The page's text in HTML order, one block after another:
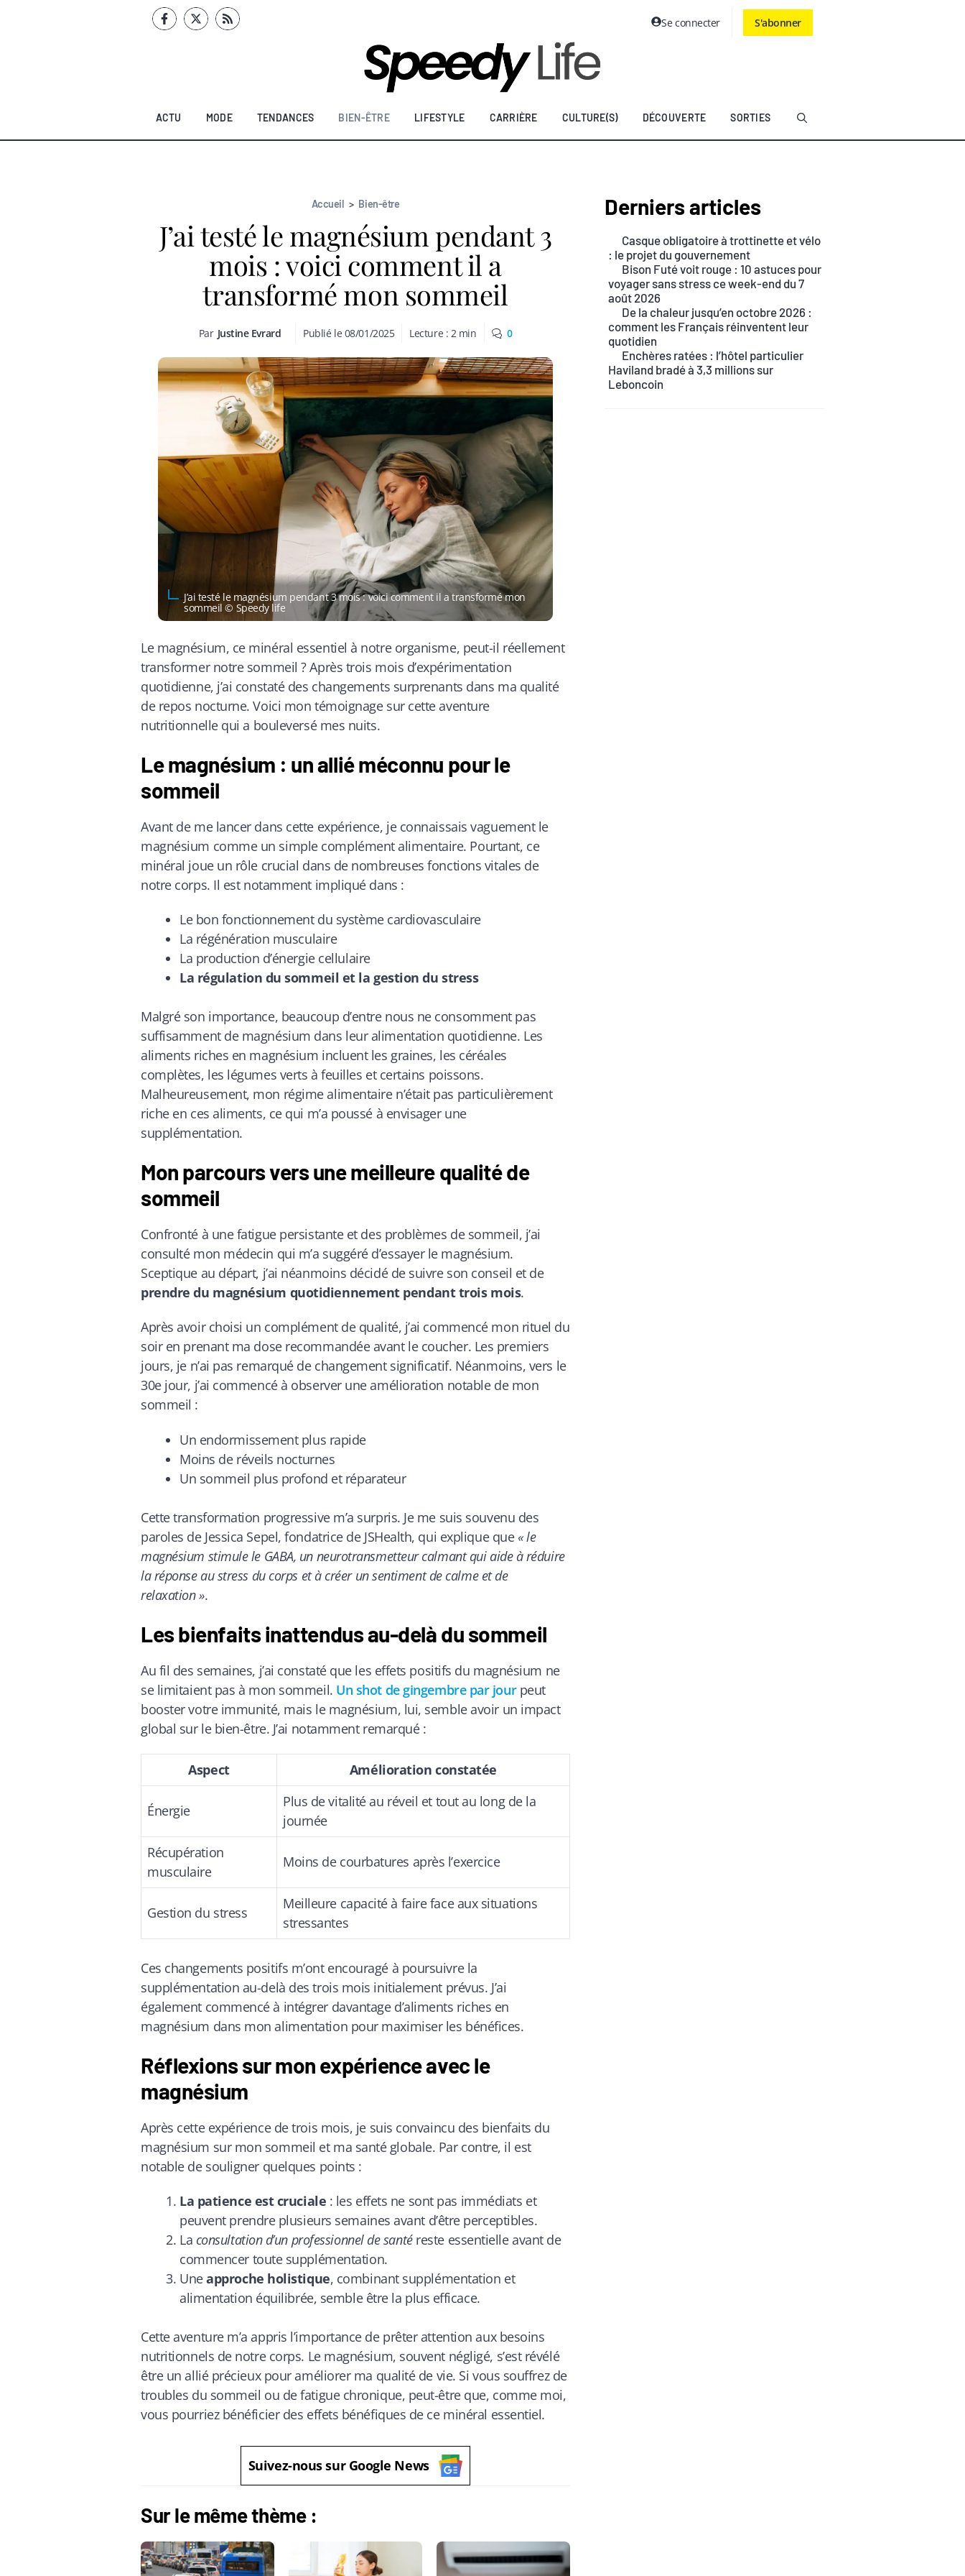
Se connecter S'abonner
ACTU MODE TENDANCES BIEN-ÊTRE LIFESTYLE CARRIÈRE CULTURE(S) DÉCOUVERTE SORTIES
Accueil > Bien-être
J’ai testé le magnésium pendant 3
mois : voici comment il a
transformé mon sommeil
Par Justine Evrard Publié le08/01/2025 Lecture : 2 min 0
J’ai testé le magnésium pendant 3 mois : voici comment il a transformé mon
sommeil © Speedy life
Le magnésium, ce minéral essentiel à notre organisme, peut-il réellement
transformer notre sommeil ? Après trois mois d’expérimentation
quotidienne, j’ai constaté des changements surprenants dans ma qualité
de repos nocturne. Voici mon témoignage sur cette aventure
nutritionnelle qui a bouleversé mes nuits.
Le magnésium : un allié méconnu pour le
sommeil
Avant de me lancer dans cette expérience, je connaissais vaguement le
magnésium comme un simple complément alimentaire. Pourtant, ce
minéral joue un rôle crucial dans de nombreuses fonctions vitales de
notre corps. Il est notamment impliqué dans :
Le bon fonctionnement du système cardiovasculaire
La régénération musculaire
La production d’énergie cellulaire
La régulation du sommeil et la gestion du stress
Malgré son importance, beaucoup d’entre nous ne consomment pas
suffisamment de magnésium dans leur alimentation quotidienne. Les
aliments riches en magnésium incluent les graines, les céréales
complètes, les légumes verts à feuilles et certains poissons.
Malheureusement, mon régime alimentaire n’était pas particulièrement
riche en ces aliments, ce qui m’a poussé à envisager une
supplémentation.
Mon parcours vers une meilleure qualité de
sommeil
Confronté à une fatigue persistante et des problèmes de sommeil, j’ai
consulté mon médecin qui m’a suggéré d’essayer le magnésium.
Sceptique au départ, j’ai néanmoins décidé de suivre son conseil et de
prendre du magnésium quotidiennement pendant trois mois.
Après avoir choisi un complément de qualité, j’ai commencé mon rituel du
soir en prenant ma dose recommandée avant le coucher. Les premiers
jours, je n’ai pas remarqué de changement significatif. Néanmoins, vers le
30e jour, j’ai commencé à observer une amélioration notable de mon
sommeil :
Un endormissement plus rapide
Moins de réveils nocturnes
Un sommeil plus profond et réparateur
Cette transformation progressive m’a surpris. Je me suis souvenu des
paroles de Jessica Sepel, fondatrice de JSHealth, qui explique que« le
magnésium stimule le GABA, un neurotransmetteur calmant qui aide à réduire
la réponse au stress du corps et à créer un sentiment de calme et de
relaxation ».
Les bienfaits inattendus au-delà du sommeil
Au fil des semaines, j’ai constaté que les effets positifs du magnésium ne
se limitaient pas à mon sommeil. Un shot de gingembre par jourpeut
booster votre immunité, mais le magnésium, lui, semble avoir un impact
global sur le bien-être. J’ai notamment remarqué :
Aspect Amélioration constatée
Énergie
Plus de vitalité au réveil et tout au long de la
journée
Récupération
musculaire
Moins de courbatures après l’exercice
Gestion du stress
Meilleure capacité à faire face aux situations
stressantes
Ces changements positifs m’ont encouragé à poursuivre la
supplémentation au-delà des trois mois initialement prévus. J’ai
également commencé à intégrer davantage d’aliments riches en
magnésium dans mon alimentation pour maximiser les bénéfices.
Réflexions sur mon expérience avec le
magnésium
Après cette expérience de trois mois, je suis convaincu des bienfaits du
magnésium sur mon sommeil et ma santé globale. Par contre, il est
notable de souligner quelques points :
La patience est cruciale : les effets ne sont pas immédiats et
peuvent prendre plusieurs semaines avant d’être perceptibles.
La consultation d’un professionnel de santéreste essentielle avant de
commencer toute supplémentation.
Uneapproche holistique, combinant supplémentation et
alimentation équilibrée, semble être la plus efficace.
Cette aventure m’a appris l’importance de prêter attention aux besoins
nutritionnels de notre corps. Le magnésium, souvent négligé, s’est révélé
être un allié précieux pour améliorer ma qualité de vie. Si vous souffrez de
troubles du sommeil ou de fatigue chronique, peut-être que, comme moi,
vous pourriez bénéficier des effets bénéfiques de ce minéral essentiel.
Suivez-nous sur Google News
Sur le même thème :
Derniers articles
Casque obligatoire à trottinette et vélo
: le projet du gouvernement
Bison Futé voit rouge : 10 astuces pour
voyager sans stress ce week-end du 7
août 2026
De la chaleur jusqu’en octobre 2026 :
comment les Français réinventent leur
quotidien
Enchères ratées : l’hôtel particulier
Haviland bradé à 3,3 millions sur
Leboncoin